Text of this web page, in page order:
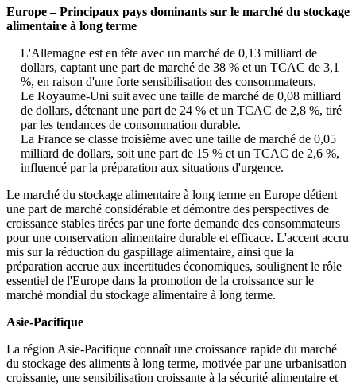
Europe – Principaux pays dominants sur le marché du stockage
alimentaire à long terme
L'Allemagne est en tête avec un marché de 0,13 milliard de
dollars, captant une part de marché de 38 % et un TCAC de 3,1
%, en raison d'une forte sensibilisation des consommateurs.
Le Royaume-Uni suit avec une taille de marché de 0,08 milliard
de dollars, détenant une part de 24 % et un TCAC de 2,8 %, tiré
par les tendances de consommation durable.
La France se classe troisième avec une taille de marché de 0,05
milliard de dollars, soit une part de 15 % et un TCAC de 2,6 %,
influencé par la préparation aux situations d'urgence.
Le marché du stockage alimentaire à long terme en Europe détient
une part de marché considérable et démontre des perspectives de
croissance stables tirées par une forte demande des consommateurs
pour une conservation alimentaire durable et efficace. L'accent accru
mis sur la réduction du gaspillage alimentaire, ainsi que la
préparation accrue aux incertitudes économiques, soulignent le rôle
essentiel de l'Europe dans la promotion de la croissance sur le
marché mondial du stockage alimentaire à long terme.
Asie-Pacifique
La région Asie-Pacifique connaît une croissance rapide du marché
du stockage des aliments à long terme, motivée par une urbanisation
croissante, une sensibilisation croissante à la sécurité alimentaire et